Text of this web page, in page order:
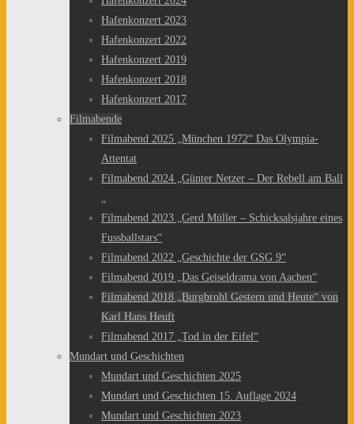
Hafenkonzert 2023
Hafenkonzert 2022
Hafenkonzert 2019
Hafenkonzert 2018
Hafenkonzert 2017
Filmabende
Filmabend 2025 „München 1972“ Das Olympia-
Attentat
Filmabend 2024 „Günter Netzer – Der Rebell am Ball
„
Filmabend 2023 „Gerd Müller – Schicksalsjahre eines
Fussballstars“
Filmabend 2022 „Geschichte der GSG 9“
Filmabend 2019 „Das Geiseldrama von Aachen“
Filmabend 2018 „Burgbrohl Gestern und Heute“ von
Karl Hans Heuft
Filmabend 2017 „Tod in der Eifel“
Mundart und Geschichten
Mundart und Geschichten 2025
Mundart und Geschichten 15. Auflage 2024
Mundart und Geschichten 2023